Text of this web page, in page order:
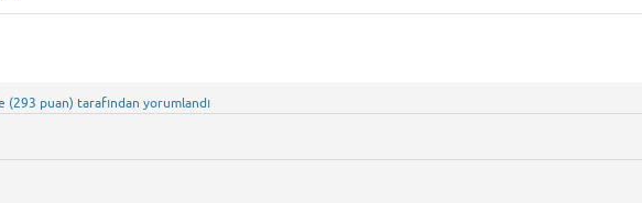
(293 puan) tarafından yorumlandı